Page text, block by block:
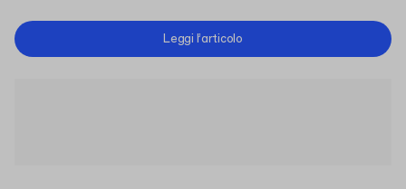
Leggi l’articolo